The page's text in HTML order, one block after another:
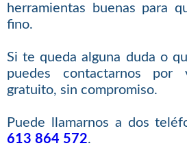
herramientas buenas para
fino.
Si te queda alguna duda o
puedes contactarnos
gratuito, sin compromiso.
Puede llamarnos a dos
613 864 572.